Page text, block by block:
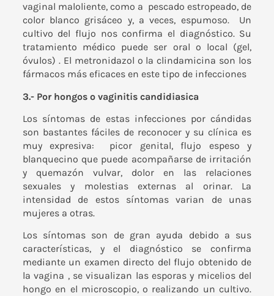
vaginal maloliente, como a pescado estropeado, de
color blanco grisáceo y, a veces, espumoso. Un
cultivo del flujo nos confirma el diagnóstico. Su
tratamiento médico puede ser oral o local (gel,
óvulos) . El metronidazol o la clindamicina son los
fármacos más eficaces en este tipo de infecciones
3.- Por hongos o vaginitis candidiasica
Los síntomas de estas infecciones por cándidas
son bastantes fáciles de reconocer y su clínica es
muy expresiva: picor genital, flujo espeso y
blanquecino que puede acompañarse de irritación
y quemazón vulvar, dolor en las relaciones
sexuales y molestias externas al orinar. La
intensidad de estos síntomas varian de unas
mujeres a otras.
Los síntomas son de gran ayuda debido a sus
características, y el diagnóstico se confirma
mediante un examen directo del flujo obtenido de
la vagina , se visualizan las esporas y micelios del
hongo en el microscopio, o realizando un cultivo.